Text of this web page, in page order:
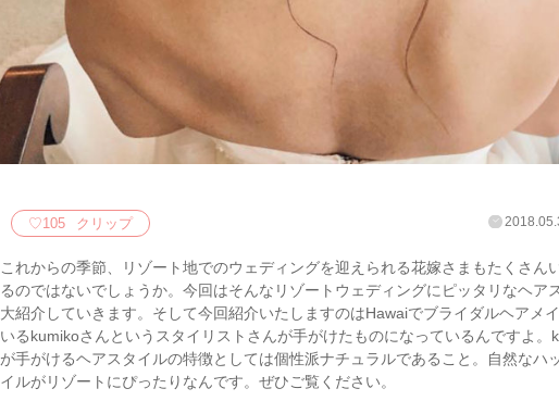
♡105 クリップ
これからの季節、リゾート地でのウェディングを迎えられる花嫁さまもたくさん
るのではないでしょうか。今回はそんなリゾートウェディングにピッタリなヘア
大紹介していきます。そして今回紹介いたしますのはHawaiでブライダルヘアメ
いるkumikoさんというスタイリストさんが手がけたものになっているんですよ。
が手がけるヘアスタイルの特徴としては個性派ナチュラルであること。自然なハ
イルがリゾートにぴったりなんです。ぜひご覧ください。